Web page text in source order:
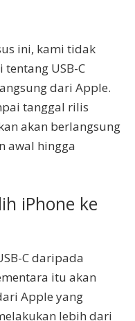
ini, kami tidak
USB-C
dari Apple.
tanggal rilis
akan berlangsung
awal hingga
iPhone ke
C daripada
itu akan
Apple yang
lebih dari